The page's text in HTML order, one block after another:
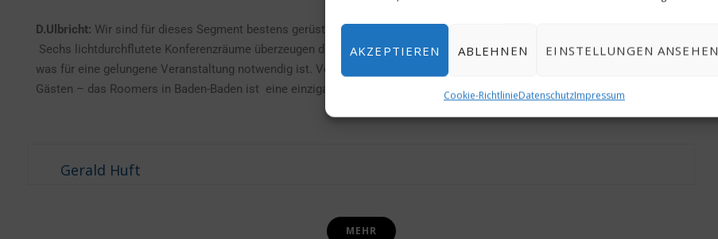
AKZEPTIEREN ABLEHNEN EINSTELLUNGEN ANSEHEN
Cookie-RichtlinieDatenschutzImpressum
D.Ulbricht: Wir sind für dieses Segment bestens gerüstet. Ob Product Launch, Car Launch, wir machen alles möglich.
Sechs lichtdurchflutete Konferenzräume überzeugen durch stilvolle Einrichtung und modernste Technik und bieten alles,
was für eine gelungene Veranstaltung notwendig ist. Von kleinen Firmenmeetings bis hin zu Hochzeitsfeiern mit 200
Gästen – das Roomers in Baden-Baden ist eine einzigartige Eventlocation.
Gerald Huft
MEHR